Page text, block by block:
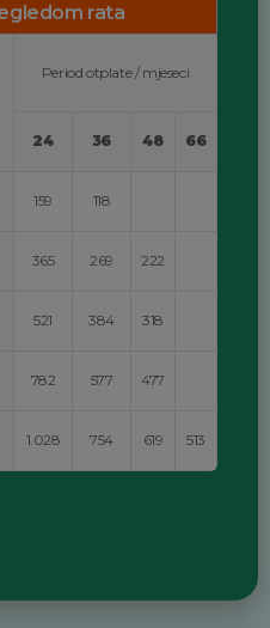
rata
Period otplate / mjeseci
24 36 48 66
159 118
365 269 222
521 384 318
782 577 477
1.028 754 619 513